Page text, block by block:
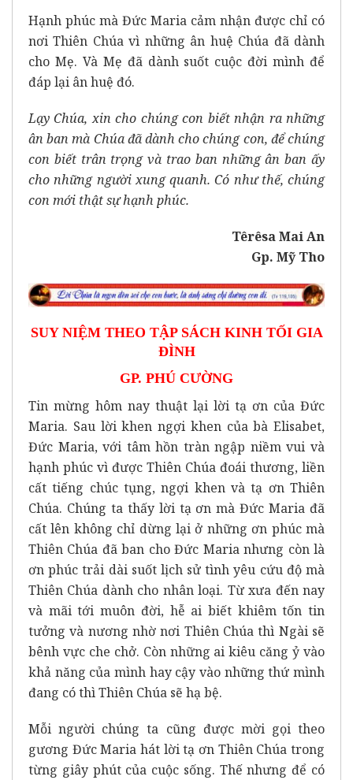
Hạnh phúc mà Đức Maria cảm nhận được chỉ có
nơi Thiên Chúa vì những ân huệ Chúa đã dành
cho Mẹ. Và Mẹ đã dành suốt cuộc đời mình để
đáp lại ân huệ đó.
Lạy Chúa, xin cho chúng con biết nhận ra những
ân ban mà Chúa đã dành cho chúng con, để chúng
con biết trân trọng và trao ban những ân ban ấy
cho những người xung quanh. Có như thế, chúng
con mới thật sự hạnh phúc.
Têrêsa Mai An
Gp. Mỹ Tho
SUY NIỆM THEO TẬP SÁCH KINH TỐI GIA
ĐÌNH
GP. PHÚ CƯỜNG
Tin mừng hôm nay thuật lại lời tạ ơn của Đức
Maria. Sau lời khen ngợi khen của bà Elisabet,
Đức Maria, với tâm hồn tràn ngập niềm vui và
hạnh phúc vì được Thiên Chúa đoái thương, liền
cất tiếng chúc tụng, ngợi khen và tạ ơn Thiên
Chúa. Chúng ta thấy lời tạ ơn mà Đức Maria đã
cất lên không chỉ dừng lại ở những ơn phúc mà
Thiên Chúa đã ban cho Đức Maria nhưng còn là
ơn phúc trải dài suốt lịch sử tình yêu cứu độ mà
Thiên Chúa dành cho nhân loại. Từ xưa đến nay
và mãi tới muôn đời, hễ ai biết khiêm tốn tin
tưởng và nương nhờ nơi Thiên Chúa thì Ngài sẽ
bênh vực che chở. Còn những ai kiêu căng ỷ vào
khả năng của mình hay cậy vào những thứ mình
đang có thì Thiên Chúa sẽ hạ bệ.
Mỗi người chúng ta cũng được mời gọi theo
gương Đức Maria hát lời tạ ơn Thiên Chúa trong
từng giây phút của cuộc sống. Thế nhưng để có